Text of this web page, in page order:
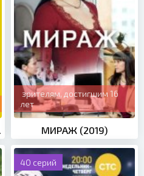
зрителям, достигшим 16
лет
МИРАЖ (2019)
40 серий